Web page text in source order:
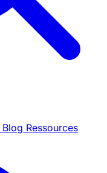
Blog Ressources